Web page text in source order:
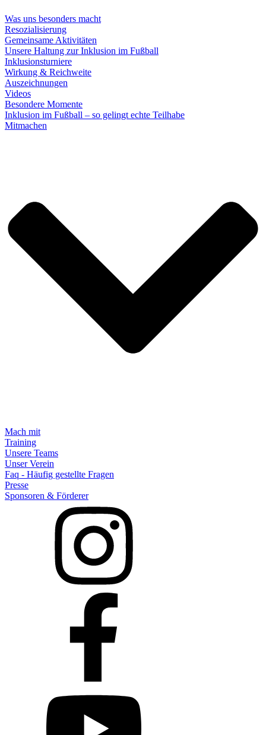
Was uns besonders macht
Resozialisierung
Gemeinsame Aktivitäten
Unsere Haltung zur Inklusion im Fußball
Inklusionsturniere
Wirkung & Reichweite
Auszeichnungen
Videos
Besondere Momente
Inklusion im Fußball – so gelingt echte Teilhabe
Mitmachen
Mach mit
Training
Unsere Teams
Unser Verein
Faq - Häufig gestellte Fragen
Presse
Sponsoren & Förderer